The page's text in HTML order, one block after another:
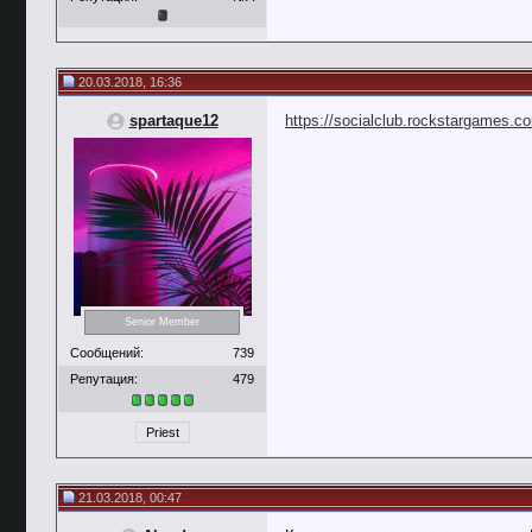
20.03.2018, 16:36
spartaque12
Senior Member
Сообщений:
739
Репутация:
479
Priest
https://
21.03.2018, 00:47